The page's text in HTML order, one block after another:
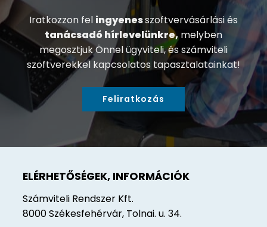
Iratkozzon fel ingyenesszoftvervásárlási és
tanácsadó hírlevelünkre, melyben
megosztjuk Önnel ügyviteli, és számviteli
szoftverekkel kapcsolatos tapasztalatainkat!
Feliratkozás
ELÉRHETŐSÉGEK, INFORMÁCIÓK
Számviteli Rendszer Kft.
8000 Székesfehérvár, Tolnai. u. 34.